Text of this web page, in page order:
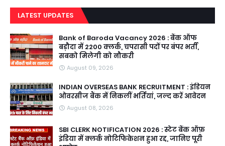
LATEST UPDATES
Bank of Baroda Vacancy 2026 : बैंक ऑफ
बड़ौदा में 2200 क्लर्क, चपरासी पदों पर बंपर भर्ती,
सबको मिलेगी को नौकरी
August 09, 2026
INDIAN OVERSEAS BANK RECRUITMENT : इंडियन
ओवरसीज बैंक में निकलीं भर्तियां, जल्द करें आवेदन
August 08, 2026
SBI CLERK NOTIFICATION 2026 : स्टेट बैंक ऑफ़
इंडिया में क्लर्क नोटिफिकेशन हुआ रद्द, जानिए पूरी